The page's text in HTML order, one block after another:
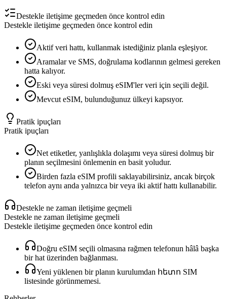
Destekle iletişime geçmeden önce kontrol edin
Destekle iletişime geçmeden önce kontrol edin
Aktif veri hattı, kullanmak istediğiniz planla eşleşiyor.
Aramalar ve SMS, doğrulama kodlarının gelmesi gereken
hatta kalıyor.
Eski veya süresi dolmuş eSIM'ler veri için seçili değil.
Mevcut eSIM, bulunduğunuz ülkeyi kapsıyor.
Pratik ipuçları
Pratik ipuçları
Net etiketler, yanlışlıkla dolaşımı veya süresi dolmuş bir
planın seçilmesini önlemenin en basit yoludur.
Birden fazla eSIM profili saklayabilirsiniz, ancak birçok
telefon aynı anda yalnızca bir veya iki aktif hattı kullanabilir.
Destekle ne zaman iletişime geçmeli
Destekle ne zaman iletişime geçmeli
Destekle iletişime geçmeden önce kontrol edin
Doğru eSIM seçili olmasına rağmen telefonun hâlâ başka
bir hat üzerinden bağlanması.
Yeni yüklenen bir planın kurulumdan հետո SIM
listesinde görünmemesi.